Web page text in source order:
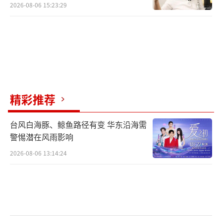
2026-08-06 15:23:29
精彩推荐
台风白海豚、鲸鱼路径有变 华东沿海需
警惕潜在风雨影响
2026-08-06 13:14:24